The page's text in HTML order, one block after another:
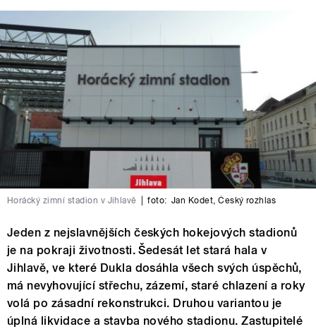
Horácký zimní stadion v Jihlavě foto: Jan Kodet,Český rozhlas
Jeden z nejslavnějších českých hokejových stadionů
je na pokraji životnosti. Šedesát let stará hala v
Jihlavě, ve které Dukla dosáhla všech svých úspěchů,
má nevyhovující střechu, zázemí, staré chlazení a roky
volá po zásadní rekonstrukci. Druhou variantou je
úplná likvidace a stavba nového stadionu. Zastupitelé